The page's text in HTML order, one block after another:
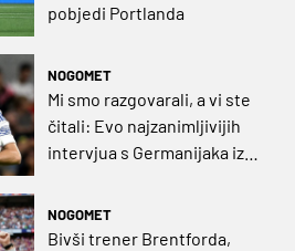
pobjedi Portlanda
NOGOMET
Mi smo razgovarali, a vi ste
čitali: Evo najzanimljivijih
intervjua s Germanijaka iz
NOGOMET
Bivši trener Brentforda,